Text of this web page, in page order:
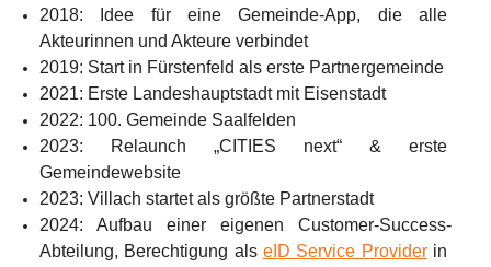
2018: Idee für eine Gemeinde-App, die alle
Akteurinnen und Akteure verbindet
2019: Start in Fürstenfeld als erste Partnergemeinde
2021: Erste Landeshauptstadt mit Eisenstadt
2022: 100. Gemeinde Saalfelden
2023: Relaunch „CITIES next“ & erste
Gemeindewebsite
2023: Villach startet als größte Partnerstadt
2024: Aufbau einer eigenen Customer-Success-
Abteilung, Berechtigung als eID Service Provider in